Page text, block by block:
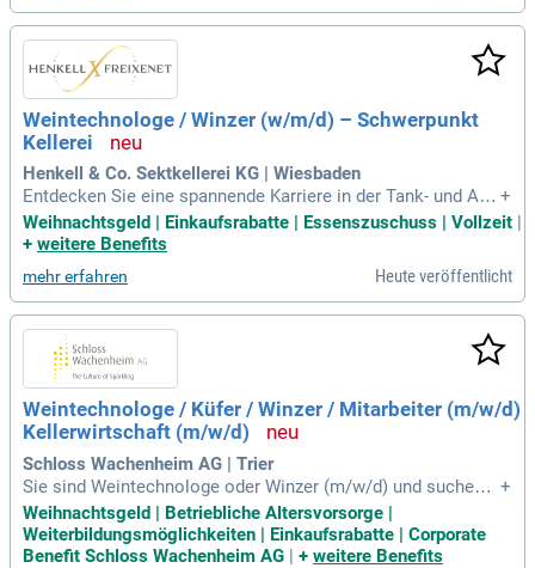
Weintechnologe / Winzer (w/m/d) – Schwerpunkt
Kellerei
Henkell & Co. Sektkellerei KG | Wiesbaden
Entdecken Sie eine spannende Karriere in der Tank- und Anl
agenreinigung! Wir suchen engagierte Weintechnologen, Wi
nzer oder Brauer und Mälzer (w/m/d) mit technischem Verst
g und Instandhaltung unserer Kellereimaschinen sowie die E
inhaltung von Hygiene- und Sicherheitsvorgaben. Profitieren
Sie von 30 Tagen Jahresurlaub, fairer Vergütung, Urlaubs- un
d Weihnachtsgeld. Unsere Benefits beinhalten Fort- und Wei
terbildungen, Mitarbeitendenevents und ein Betriebsrestaura
nt mit Essenszuschuss. Entfachen Sie Ihre Neugierde und w
erden Sie Teil unseres erfolgreichen Teams – mehr Infos zu
unseren Vorteilen finden Sie hier!
+
Weihnachtsgeld | Einkaufsrabatte | Essenszuschuss | Vollzeit
+ weitere Benefits
mehr erfahren Heute veröffentlicht
Weintechnologe / Küfer / Winzer / Mitarbeiter (m/w/d)
Kellerwirtschaft (m/w/d)
Schloss Wachenheim AG | Trier
Sie sind Weintechnologe oder Winzer (m/w/d) und suchen e
ine neue Herausforderung? Wir bieten eine spannende Posit
ion für Fachkräfte mit Kenntnissen in Kellerwirtschaft und G
etränkemanagement. Technisches Verständnis und selbstst
+
Weihnachtsgeld | Betriebliche Altersvorsorge |
Weiterbildungsmöglichkeiten | Einkaufsrabatte | Corporate
Benefit Schloss Wachenheim AG | + weitere Benefits